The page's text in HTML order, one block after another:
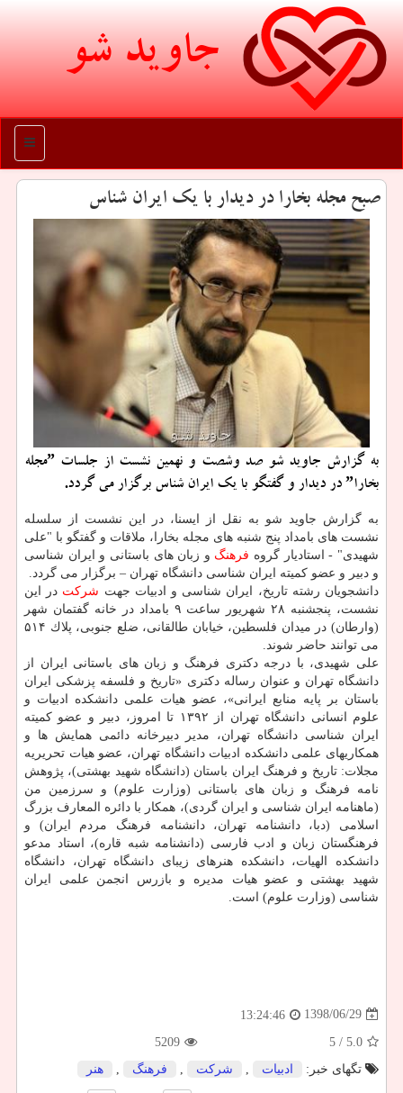
جاوید شو
منو
صبح مجله بخارا در دیدار با یك ایران شناس
به گزارش جاوید شو صد وشصت و نهمین نشست از جلسات ˮمجله
بخاراˮ در دیدار و گفتگو با یك ایران شناس برگزار می گردد.
به گزارش جاوید شو به نقل از ایسنا، در این نشست از سلسله
نشست های بامداد پنج شنبه های مجله بخارا، ملاقات و گفتگو با "علی
شهیدی" - استادیار گروه فرهنگ و زبان های باستانی و ایران شناسی
و دبیر و عضو كمیته ایران شناسی دانشگاه تهران – برگزار می گردد.
دانشجویان رشته تاریخ، ایران شناسی و ادبیات جهت شركت در این
نشست، پنجشنبه ۲۸ شهریور ساعت ۹ بامداد در خانه گفتمان شهر
(وارطان) در میدان فلسطین، خیابان طالقانی، ضلع جنوبی، پلاك ۵۱۴
می توانند حاضر شوند.
علی شهیدی، با درجه دكتری فرهنگ و زبان های باستانی ایران از
دانشگاه تهران و عنوان رساله دكتری «تاریخ و فلسفه پزشكی ایران
باستان بر پایه منابع ایرانی»، عضو هیات علمی دانشكده ادبیات و
علوم انسانی دانشگاه تهران از ۱۳۹۲ تا امروز، دبیر و عضو كمیته
ایران شناسی دانشگاه تهران، مدیر دبیرخانه دائمی همایش ها و
همكاریهای علمی دانشكده ادبیات دانشگاه تهران، عضو هیات تحریریه
مجلات: تاریخ و فرهنگ ایران باستان (دانشگاه شهید بهشتی)، پژوهش
نامه فرهنگ و زبان های باستانی (وزارت علوم) و سرزمین من
(ماهنامه ایران شناسی و ایران گردی)، همكار با دائره المعارف بزرگ
اسلامی (دبا، دانشنامه تهران، دانشنامه فرهنگ مردم ایران) و
فرهنگستان زبان و ادب فارسی (دانشنامه شبه قاره)، استاد مدعو
دانشكده الهیات، دانشكده هنرهای زیبای دانشگاه تهران، دانشگاه
شهید بهشتی و عضو هیات مدیره و بازرس انجمن علمی ایران
شناسی (وزارت علوم) است.
1398/06/29
13:24:46
5.0
/ 5
5209
تگهای خبر:
ادبیات , شركت , فرهنگ , هنر